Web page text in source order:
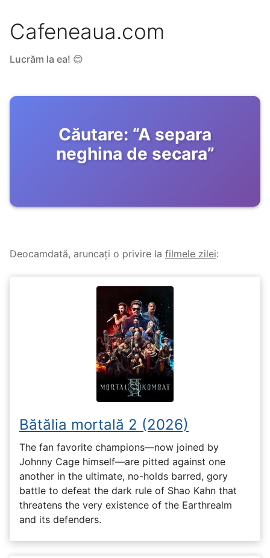
Cafeneaua.com
Lucrăm la ea! 😊
Căutare: “A separa
neghina de secara”
Deocamdată, aruncați o privire la filmele zilei:
Bătălia mortală 2 (2026)
The fan favorite champions—now joined by
Johnny Cage himself—are pitted against one
another in the ultimate, no-holds barred, gory
battle to defeat the dark rule of Shao Kahn that
threatens the very existence of the Earthrealm
and its defenders.